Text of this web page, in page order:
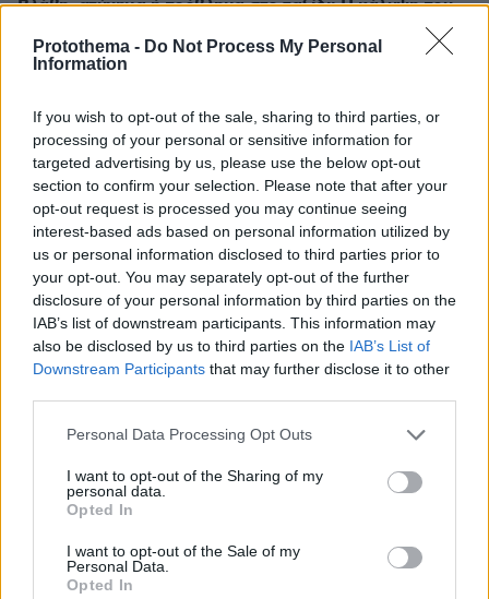
Protothema - Do Not Process My Personal
Information
If you wish to opt-out of the sale, sharing to third parties, or
processing of your personal or sensitive information for
targeted advertising by us, please use the below opt-out
section to confirm your selection. Please note that after your
opt-out request is processed you may continue seeing
interest-based ads based on personal information utilized by
us or personal information disclosed to third parties prior to
your opt-out. You may separately opt-out of the further
disclosure of your personal information by third parties on the
IAB’s list of downstream participants. This information may
also be disclosed by us to third parties on the IAB’s List of
Downstream Participants that may further disclose it to other
Please note that this website/app uses one or more Google
not limited to your visit or usage behaviour. You may click to
grant or deny consent to Google and its third-party tags to
use your data for below specified purposes in below Google
consent section.
Personal Data Processing Opt Outs
I want to opt-out of the Sharing of my
personal data.
Opted In
I want to opt-out of the Sale of my
Personal Data.
Opted In
Βλάβη, ατύχημα ή πρόβλημα στο ταξίδι; Η κάλυψη που
ΤΑ ΠΙΟ ΔΗΜΟΦΙΛΗ